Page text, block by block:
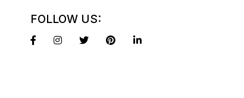
FOLLOW US: